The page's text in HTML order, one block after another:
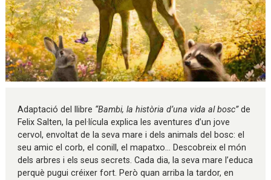
Adaptació del llibre “Bambi, la història d’una vida al bosc”de
Felix Salten, la pel·lícula explica les aventures d’un jove
cervol, envoltat de la seva mare i dels animals del bosc: el
seu amic el corb, el conill, el mapatxo... Descobreix el món
dels arbres i els seus secrets. Cada dia, la seva mare l’educa
perquè pugui créixer fort. Però quan arriba la tardor, en